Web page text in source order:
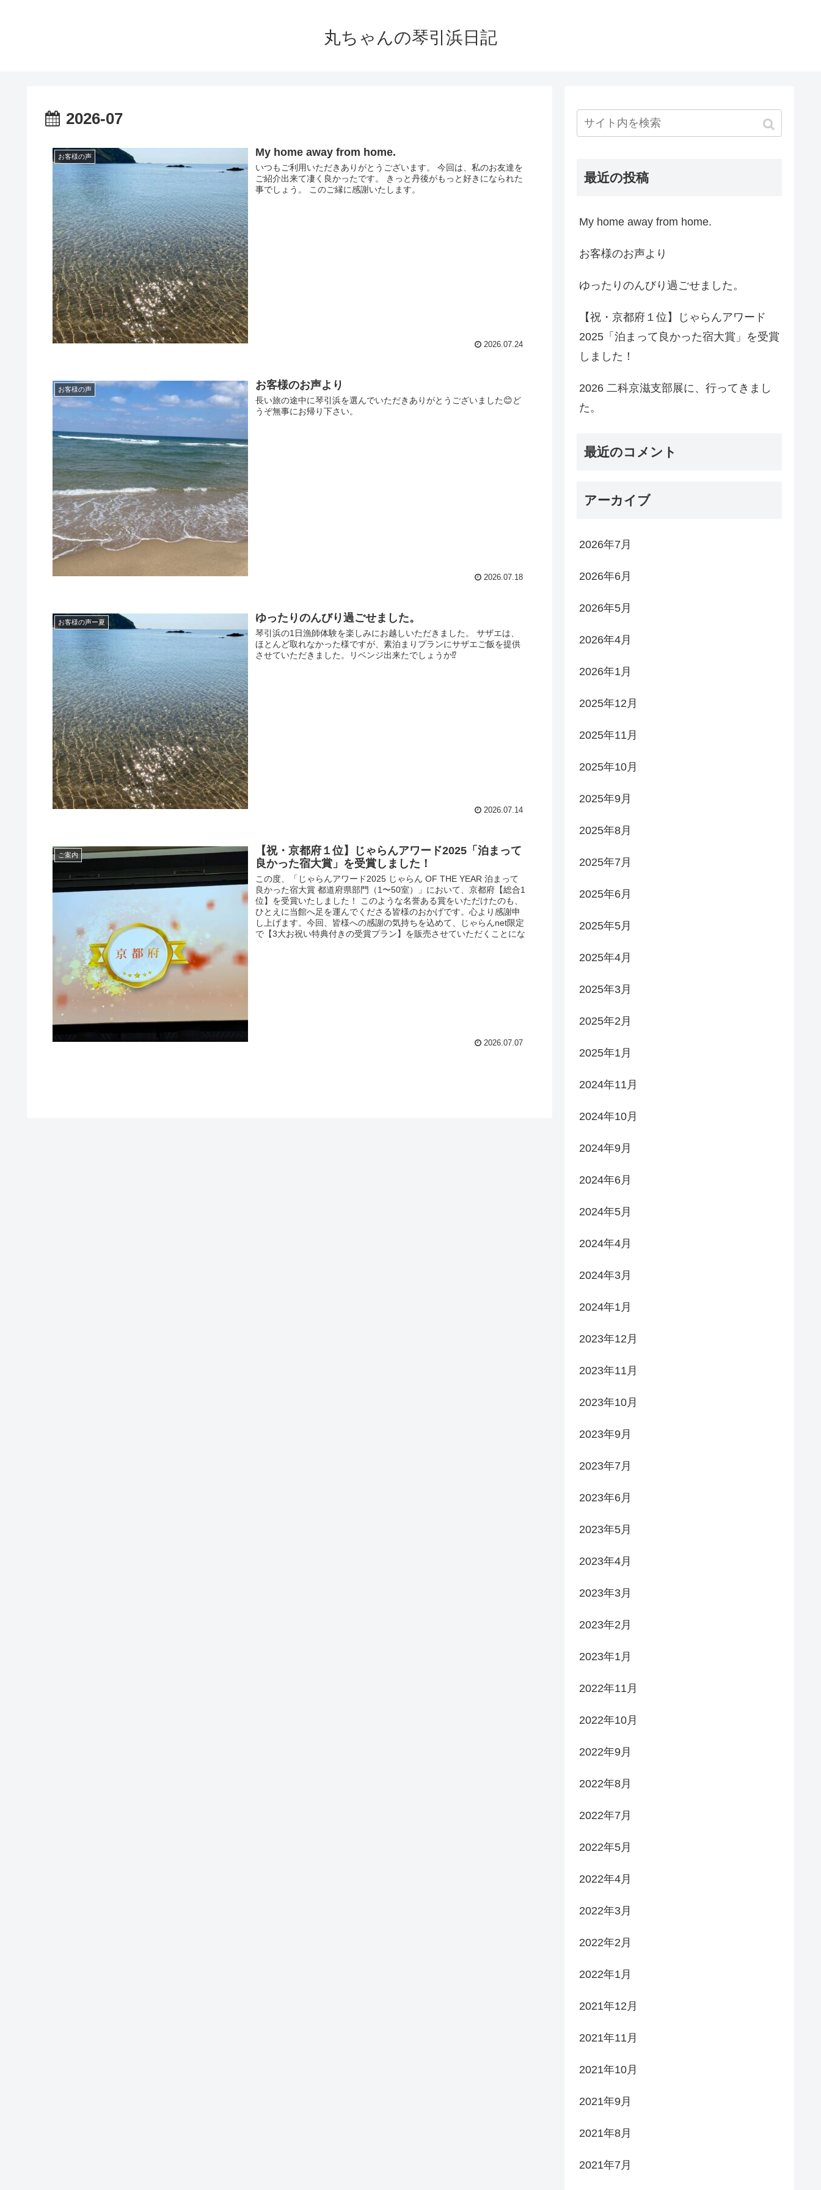
丸ちゃんの琴引浜日記
2026-07
お客様の声 My home away from home.
いつもご利用いただきありがとうございます。 今回は、私のお友達を
ご紹介出来て凄く良かったです。 きっと丹後がもっと好きになられた
事でしょう。 このご縁に感謝いたします。
2026.07.24
お客様の声 お客様のお声より
長い旅の途中に琴引浜を選んでいただきありがとうございました😊ど
うぞ無事にお帰り下さい。
2026.07.18
お客様の声ー夏 ゆったりのんびり過ごせました。
琴引浜の1日漁師体験を楽しみにお越しいただきました。 サザエは、
ほとんど取れなかった様ですが、素泊まりプランにサザエご飯を提供
させていただきました。リベンジ出来たでしょうか⁉️
2026.07.14
ご案内
【祝・京都府１位】じゃらんアワード2025「泊まって
良かった宿大賞」を受賞しました！
この度、「じゃらんアワード2025 じゃらん OF THE YEAR 泊まって
良かった宿大賞 都道府県部門（1〜50室）」において、京都府【総合1
位】を受賞いたしました！ このような名誉ある賞をいただけたのも、
ひとえに当館へ足を運んでくださる皆様のおかげです。心より感謝申
し上げます。今回、皆様への感謝の気持ちを込めて、じゃらんnet限定
で【3大お祝い特典付きの受賞プラン】を販売させていただくことにな
りました！
2026.07.07
最近の投稿
My home away from home.
お客様のお声より
ゆったりのんびり過ごせました。
【祝・京都府１位】じゃらんアワード
2025「泊まって良かった宿大賞」を受賞
しました！
2026 二科京滋支部展に、行ってきまし
た。
最近のコメント
アーカイブ
2026年7月
2026年6月
2026年5月
2026年4月
2026年1月
2025年12月
2025年11月
2025年10月
2025年9月
2025年8月
2025年7月
2025年6月
2025年5月
2025年4月
2025年3月
2025年2月
2025年1月
2024年11月
2024年10月
2024年9月
2024年6月
2024年5月
2024年4月
2024年3月
2024年1月
2023年12月
2023年11月
2023年10月
2023年9月
2023年7月
2023年6月
2023年5月
2023年4月
2023年3月
2023年2月
2023年1月
2022年11月
2022年10月
2022年9月
2022年8月
2022年7月
2022年5月
2022年4月
2022年3月
2022年2月
2022年1月
2021年12月
2021年11月
2021年10月
2021年9月
2021年8月
2021年7月